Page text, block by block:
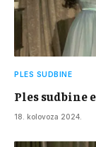
PLES SUDBINE
Ples sudbine
18. kolovoza 2024.